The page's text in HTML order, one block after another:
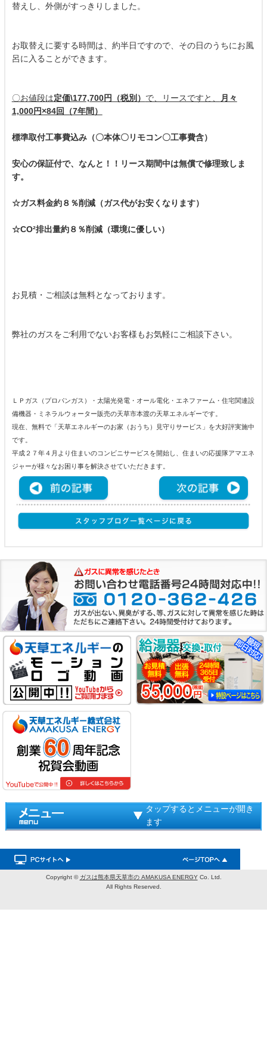
替えし、外側がすっきりしました。
お取替えに要する時間は、約半日ですので、その日のうちにお風
呂に入ることができます。
〇お値段は定価\177,700円（税別） で、リースですと、
月々
1,000円×84回（7年間）
標準取付工事費込み（〇本体〇リモコン〇工事費含）
安心の保証付で、なんと！！リース期間中は無償で修理致しま
す。
☆ガス料金約８％削減（ガス代がお安くなります）
☆CO²排出量約８％削減（環境に優しい）
お見積・ご相談は無料となっております。
弊社のガスをご利用でないお客様もお気軽にご相談下さい。
ＬＰガス（プロパンガス）・太陽光発電・オール電化・エネファーム・住宅関連設
備機器・ミネラルウォーター販売の天草市本渡の天草エネルギーです。
現在、無料で「天草エネルギーのお家（おうち）見守りサービス」を大好評実施中
です。
平成２７年４月より住まいのコンビニサービスを開始し、住まいの応援隊アマエネ
ジャーが様々なお困り事を解決させていただきます。
タップするとメニューが開き
ます
Copyright © ガスは熊本県天草市の AMAKUSA ENERGYCo. Ltd.
All Rights Reserved.